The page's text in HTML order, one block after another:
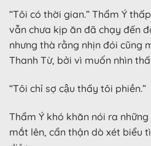
“Tôi có thời gian.” Thẩm Ý
vẫn chưa kịp ăn đã chạy đến
nhưng thà rằng nhịn đói cũng
Thanh Từ, bởi vì muốn nhìn
“Tôi chỉ sợ cậu thấy tôi phiền.”
Thẩm Ý khó khăn nói ra
mắt lên, cẩn thận dò xét biểu